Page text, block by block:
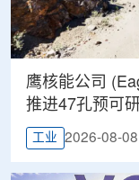
鹰核能公司
推进47孔预可
工业 2026-08-08